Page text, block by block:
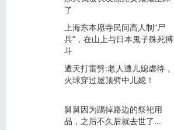
了
上海东本愿寺民间高人制“尸
兵”，在山上与日本鬼子殊死搏
斗
遭天打雷劈:老人遭儿媳虐待，
火球穿过屋顶劈中儿媳！
舅舅因为踢掉路边的祭祀用
品，之后不久后就去世了...